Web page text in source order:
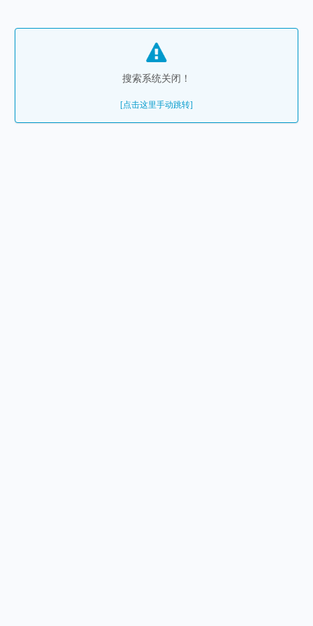
搜索系统关闭！
[点击这里手动跳转]